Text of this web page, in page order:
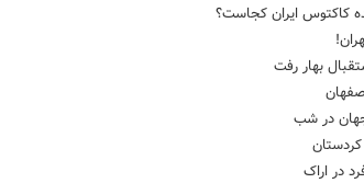
کاکتوس ایران کجاست؟
بهار رفت
در شب
در اراک